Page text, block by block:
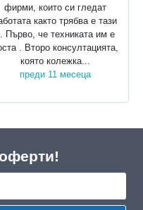
фирми, които си гледат
както трябва е тази
Първо, че техниката им е
. Второ консултацията,
която колежка...
преди 11 месеца